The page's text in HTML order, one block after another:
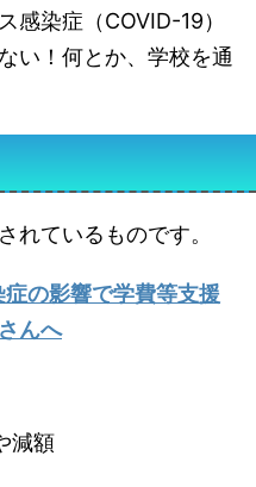
感染症（COVID-19）
い！何とか、学校を通
れているものです。
の影響で学費等支援
んへ
減額